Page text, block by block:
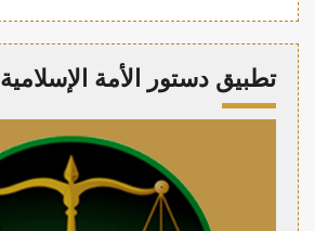
تطبيق دستور الأمة الإسلامية